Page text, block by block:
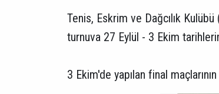
Tenis, Eskrim ve Dağcılık
turnuva 27 Eylül - 3 Ekim
3 Ekim'de yapılan final